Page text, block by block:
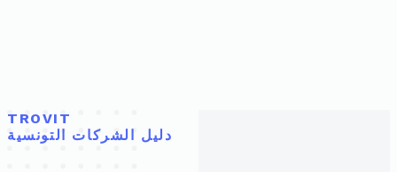
TROVIT
دليل الشركات التونسية